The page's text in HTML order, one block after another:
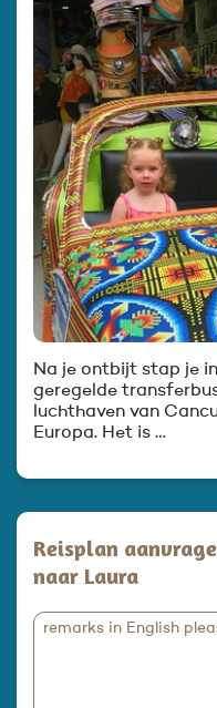
Na je ontbijt stap je
geregelde
luchthaven van
Europa. Het is …
Reisplan
naar Laura